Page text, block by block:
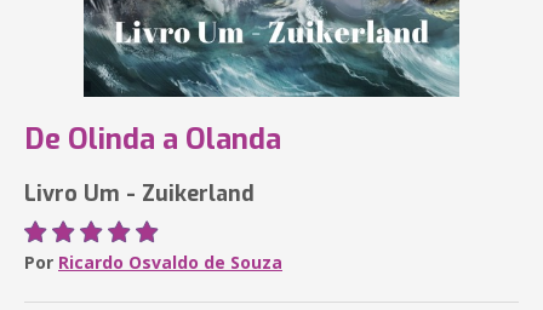
De Olinda a Olanda
Livro Um - Zuikerland
Por Ricardo Osvaldo de Souza